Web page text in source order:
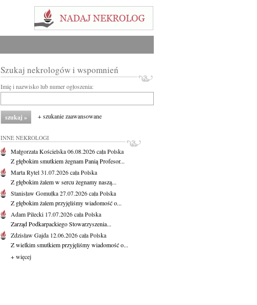
Szukaj nekrologów i wspomnień
Imię i nazwisko lub numer ogłoszenia:
+ szukanie zaawansowane
INNE NEKROLOGI
Małgorzata Kościelska06.08.2026cała Polska
Z głębokim smutkiem żegnam Panią Profesor...
Marta Rytel31.07.2026cała Polska
Z głębokim żalem w sercu żegnamy naszą...
Stanisław Gomułka27.07.2026cała Polska
Z głębokim żalem przyjęliśmy wiadomość o...
Adam Pilecki 17.07.2026cała Polska
Zarząd Podkarpackiego Stowarzyszenia...
Zdzisław Gajda 12.06.2026cała Polska
Z wielkim smutkiem przyjęliśmy wiadomość o...
+ więcej